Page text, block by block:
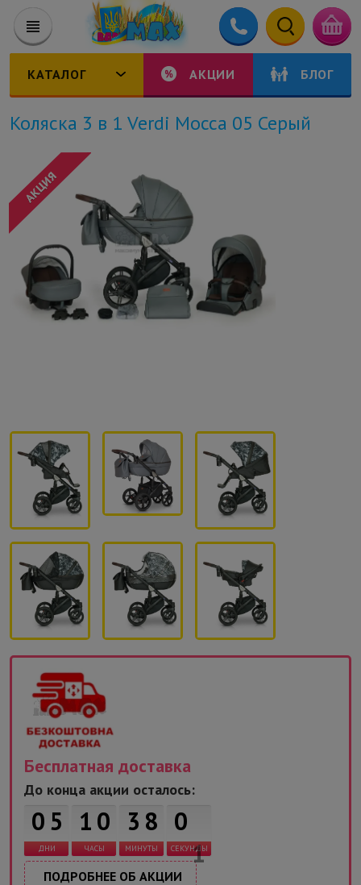
КАТАЛОГ АКЦИИ БЛОГ
Коляска 3 в 1 Verdi Mocca 05 Серый
Бесплатная доставка
До конца акции осталось:
0 5
ДНИ
1 0
ЧАСЫ
3 8
МИНУТЫ
0
СЕКУНДЫ
ПОДРОБНЕЕ ОБ АКЦИИ